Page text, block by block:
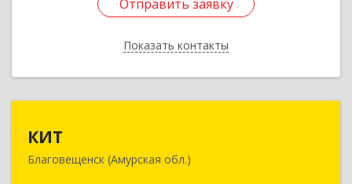
Отправить заявку
Показать контакты
Отправить заявку
Назад
КИТ
Благовещенск (Амурская обл.)
675028, Амурская обл, Благовещенск г,